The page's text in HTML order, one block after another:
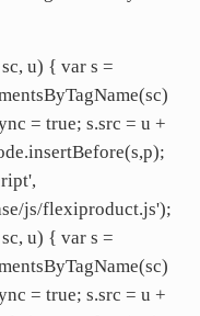
u) { var s =
= true; s.src = u +
js/flexiproduct.js');
u) { var s =
= true; s.src = u +